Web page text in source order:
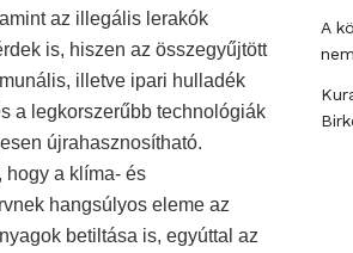
az illegális lerakók
is, hiszen az összegyűjtött
illetve ipari hulladék
a legkorszerűbb technológiák
újrahasznosítható.
hogy a klíma- és
hangsúlyos eleme az
betiltása is, egyúttal az
A